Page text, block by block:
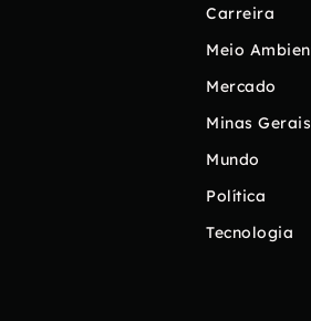
Carreira
Meio
Mercado
Minas Gerais
Mundo
Política
Tecnologia